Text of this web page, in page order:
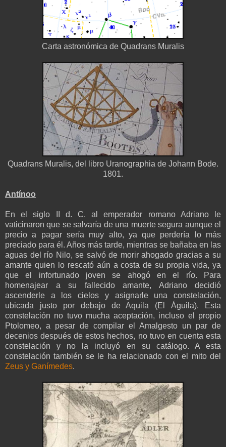
Carta astronómica de Quadrans Muralis
Quadrans Muralis, del libro Uranographia de Johann Bode.
1801.
Antínoo
En el siglo II d. C. al emperador romano Adriano le
vaticinaron que se salvaría de una muerte segura aunque el
precio a pagar sería muy alto, ya que perdería lo más
preciado para él. Años más tarde, mientras se bañaba en las
aguas del río Nilo, se salvó de morir ahogado gracias a su
amante quien lo rescató aún a costa de su propia vida, ya
que el infortunado joven se ahogó en el río. Para
homenajear a su fallecido amante, Adriano decidió
ascenderle a los cielos y asignarle una constelación,
ubicada justo por debajo de Aquila (El Águila). Esta
constelación no tuvo mucha aceptación, incluso el propio
Ptolomeo, a pesar de compilar el Amalgesto un par de
decenios después de estos hechos, no tuvo en cuenta esta
constelación y no la incluyó en su catálogo. A esta
constelación también se le ha relacionado con el mito del
Zeus y Ganímedes.